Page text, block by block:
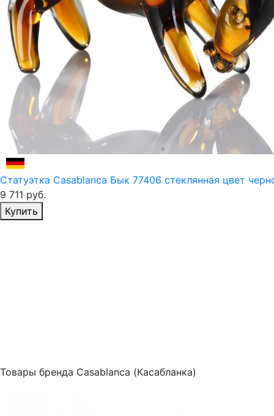
Статуэтка Casablanca Бык 77406 стеклянная цвет
9 711 руб.
Купить
Товары бренда Casablanca (Касабланка)